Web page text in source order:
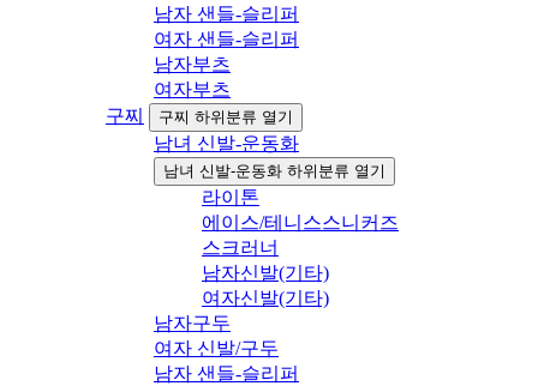
남자 샌들-슬리퍼
여자 샌들-슬리퍼
남자부츠
여자부츠
구찌
구찌 하위분류 열기
남녀 신발-운동화
남녀 신발-운동화 하위분류 열기
라이톤
에이스/테니스스니커즈
스크러너
남자신발(기타)
여자신발(기타)
남자구두
여자 신발/구두
남자 샌들-슬리퍼